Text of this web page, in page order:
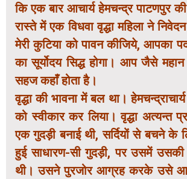
कि एक बार आचार्य हेमचन्द्र पाटणपुर
रास्ते में एक विधवा वृद्धा महिला ने
मेरी कुटिया को पावन कीजिये, आपका
का सूर्योदय सिद्ध होगा। आप जैसे महान
सहज कहाँ होता है।
वृद्धा की भावना में बल था।
को स्वीकार कर लिया। वृद्धा अत्यन्त
एक गुदड़ी बनाई थी, सर्दियों से बचने के
हुई साधारण-सी गुदड़ी, पर उसमें उसकी
थी। उसने पुरजोर आग्रह करके उसे